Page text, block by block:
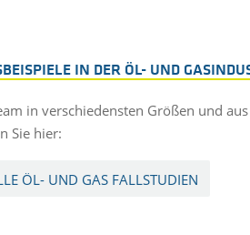
IN DER ÖL- UND
in verschiedensten Größen und
Sie hier:
ÖL- UND GAS FALLSTUDIEN